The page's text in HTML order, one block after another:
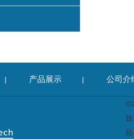
| 产品展示 | 公司介
陆